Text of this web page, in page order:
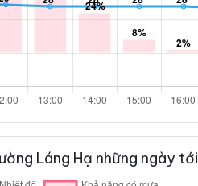
Láng Hạ những ngày tới